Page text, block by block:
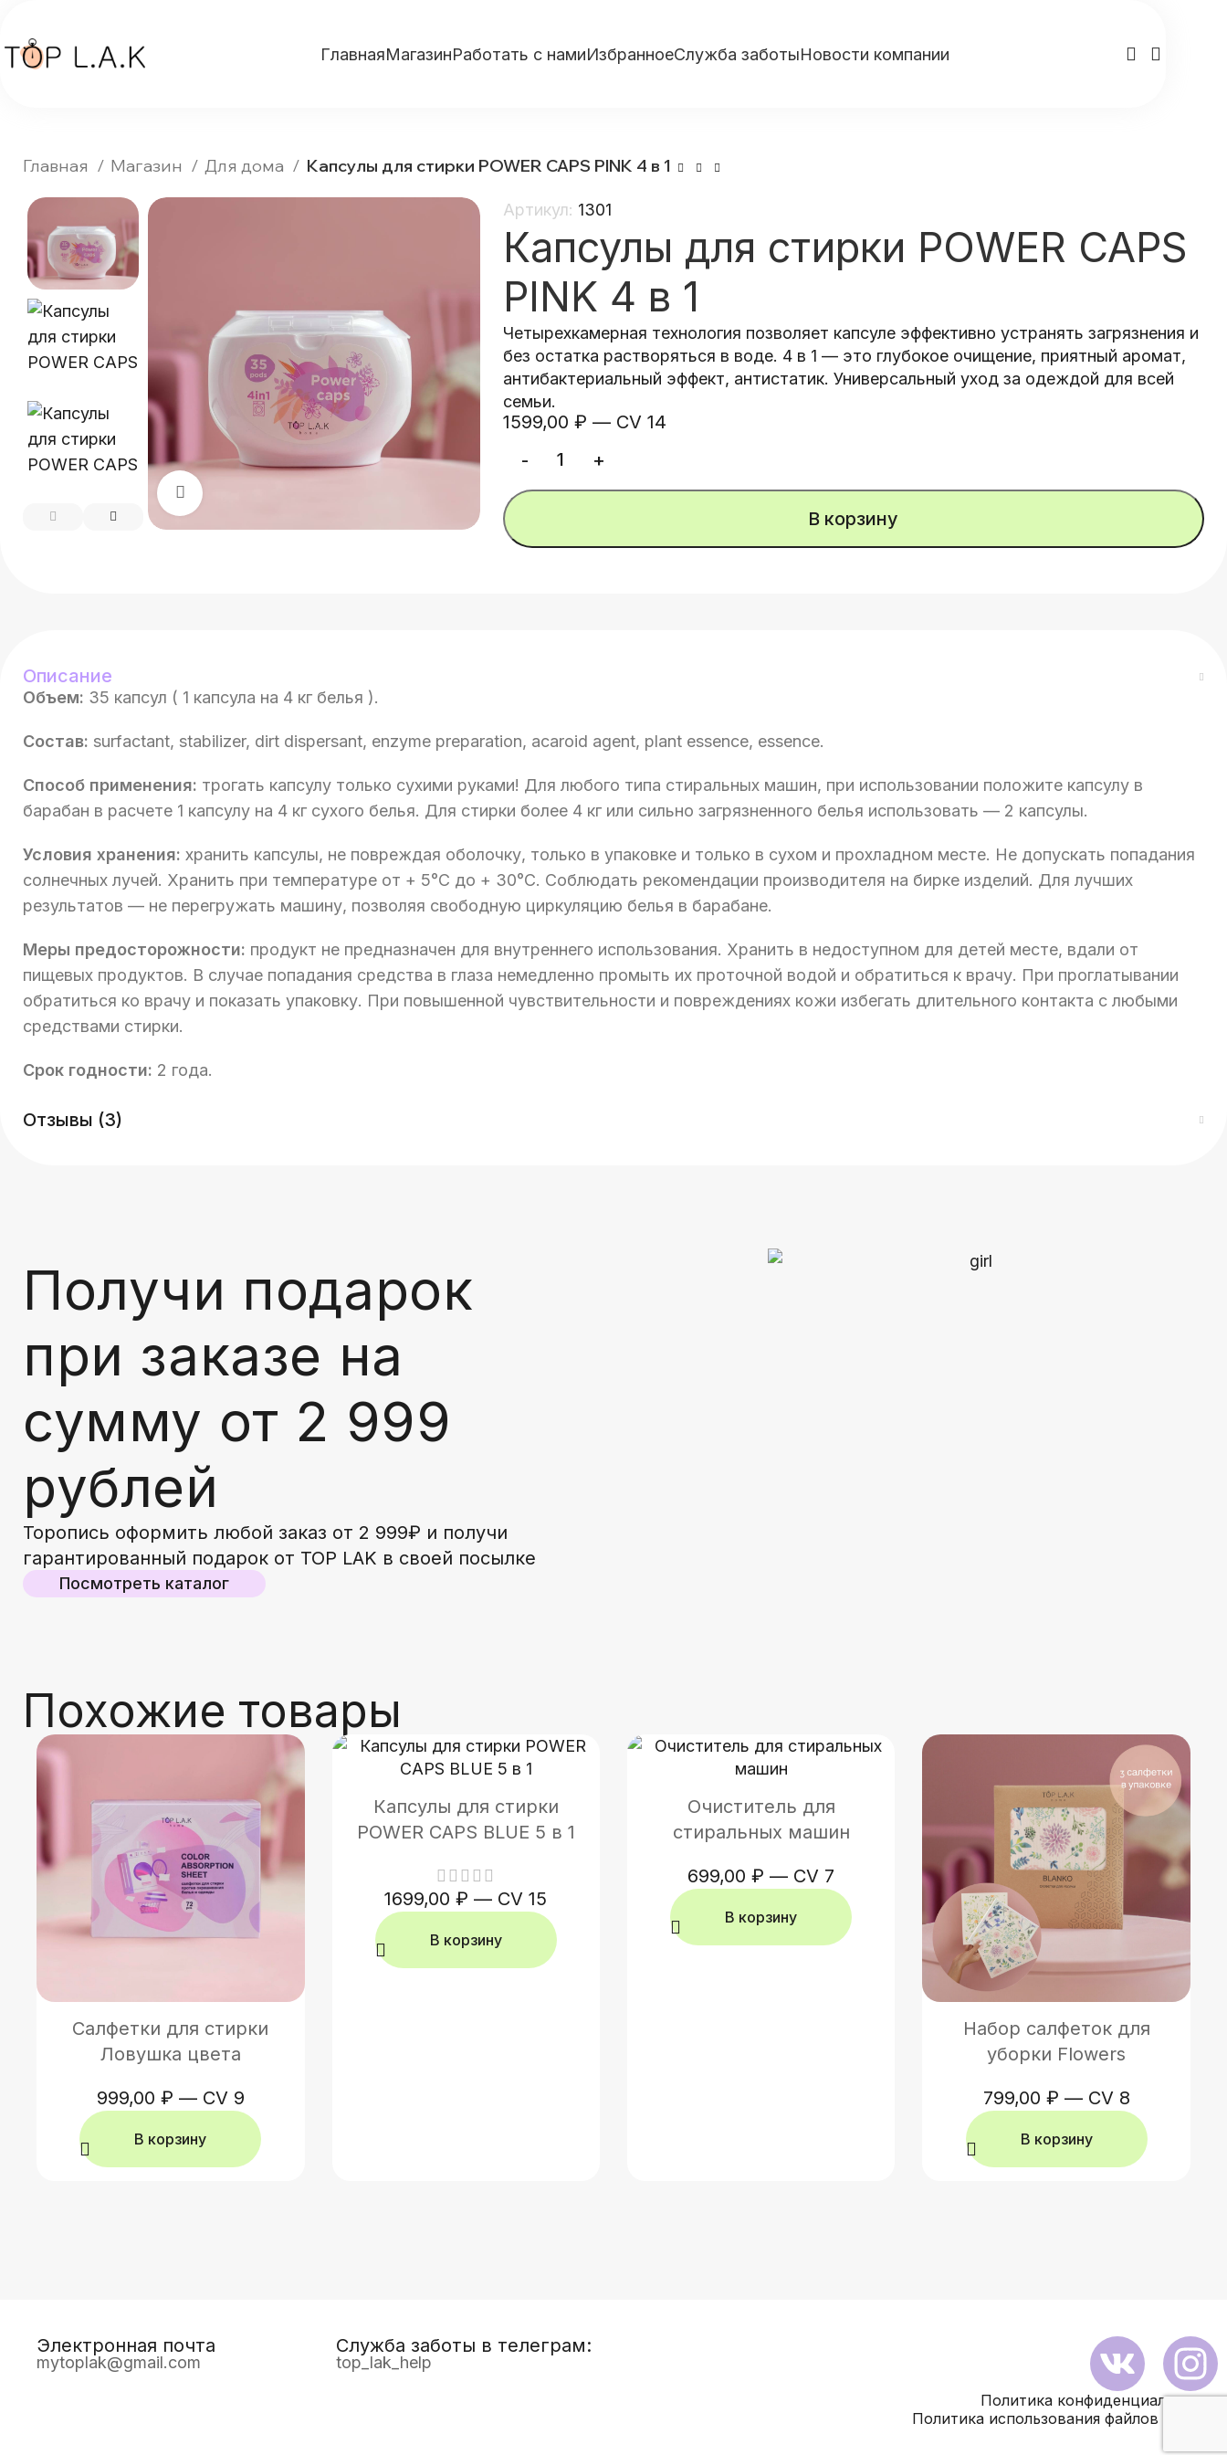
ГлавнаяМагазинРаботать с намиИзбранноеСлужба заботыНовости компании
Главная Магазин Для дома Капсулы для стирки POWER CAPS PINK 4 в 1
Артикул: 1301
Капсулы для стирки POWER CAPS
PINK 4 в 1
Четырехкамерная технология позволяет капсуле эффективно устранять загрязнения и
без остатка растворяться в воде. 4 в 1 — это глубокое очищение, приятный аромат,
антибактериальный эффект, антистатик. Универсальный уход за одеждой для всей
семьи.
1599,00 ₽ — CV 14
В корзину
Описание
Объем: 35 капсул ( 1 капсула на 4 кг белья ).
Состав: surfactant, stabilizer, dirt dispersant, enzyme preparation, acaroid agent, plant essence, essence.
Способ применения: трогать капсулу только сухими руками! Для любого типа стиральных машин, при использовании положите капсулу в
барабан в расчете 1 капсулу на 4 кг сухого белья. Для стирки более 4 кг или сильно загрязненного белья использовать — 2 капсулы.
Условия хранения: хранить капсулы, не повреждая оболочку, только в упаковке и только в сухом и прохладном месте. Не допускать попадания
солнечных лучей. Хранить при температуре от + 5°C до + 30°C. Соблюдать рекомендации производителя на бирке изделий. Для лучших
результатов — не перегружать машину, позволяя свободную циркуляцию белья в барабане.
Меры предосторожности: продукт не предназначен для внутреннего использования. Хранить в недоступном для детей месте, вдали от
пищевых продуктов. В случае попадания средства в глаза немедленно промыть их проточной водой и обратиться к врачу. При проглатывании
обратиться ко врачу и показать упаковку. При повышенной чувствительности и повреждениях кожи избегать длительного контакта с любыми
средствами стирки.
Срок годности: 2 года.
Отзывы (3)
Получи подарок
при заказе на
сумму от 2 999
рублей
Торопись оформить любой заказ от 2 999₽ и получи
гарантированный подарок от TOP LAK в своей посылке
Посмотреть каталог
Похожие товары
Салфетки для стирки
Ловушка цвета
999,00 ₽ — CV 9
В корзину
Капсулы для стирки
POWER CAPS BLUE 5 в 1
1699,00₽ — CV 15
В корзину
Очиститель для
стиральных машин
699,00₽ — CV 7
В корзину
Набор салфеток для
уборки Flowers
799,00 ₽ — CV 8
В корзину
Электронная почта
mytoplak@gmail.com
Служба заботы в телеграм:
top_lak_help
Политика конфиденциальности
Политика использования файлов Cookies